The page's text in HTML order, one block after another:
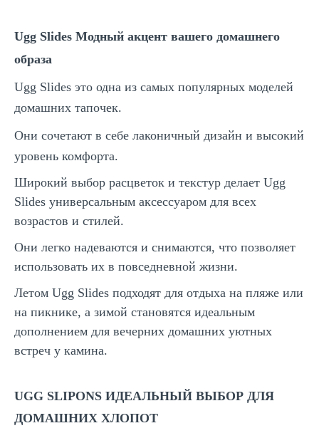
Ugg Slides Модный акцент вашего домашнего
образа
Ugg Slides это одна из самых популярных моделей
домашних тапочек.
Они сочетают в себе лаконичный дизайн и высокий
уровень комфорта.
Широкий выбор расцветок и текстур делает Ugg
Slides универсальным аксессуаром для всех
возрастов и стилей.
Они легко надеваются и снимаются, что позволяет
использовать их в повседневной жизни.
Летом Ugg Slides подходят для отдыха на пляже или
на пикнике, а зимой становятся идеальным
дополнением для вечерних домашних уютных
встреч у камина.
UGG SLIPONS ИДЕАЛЬНЫЙ ВЫБОР ДЛЯ
ДОМАШНИХ ХЛОПОТ